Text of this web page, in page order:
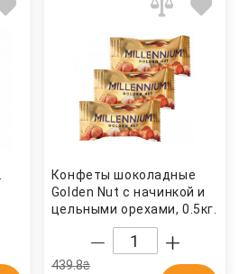
Конфеты шоколадные
Golden Nut с начинкой и
цельными орехами, 0.5кг.
Millennium
439.8₴